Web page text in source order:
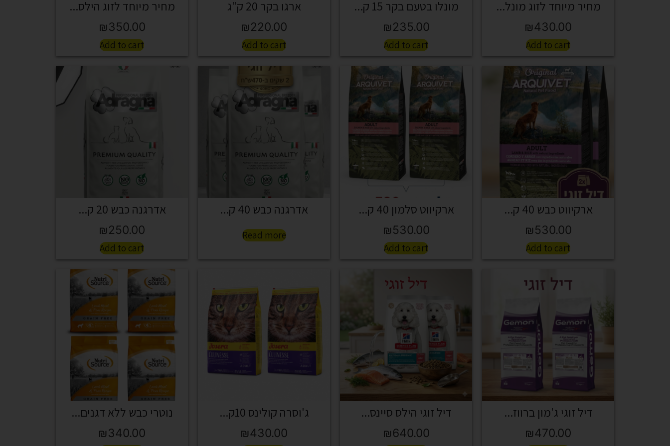
מחיר מיוחד לזוג מונל...
₪430.00
Add to cart
מונלו בטעם בקר 15 ק...
₪235.00
Add to cart
ארגו בקר 20 ק"ג
₪220.00
Add to cart
מחיר מיוחד לזוג הילס...
₪350.00
Add to cart
ארקיווט כבש 40 ק...
₪530.00
Add to cart
ארקיווט סלמון 40 ק...
₪530.00
Add to cart
אדרגנה כבש 40 ק...
Read more
אדרגנה כבש 20 ק...
₪250.00
Add to cart
דיל זוגי ג'מון ברווז...
₪470.00
דיל זוגי הילס סיינס...
₪640.00
ג'וסרה קולינס 10ק...
₪430.00
נוטרי כבש ללא דגנים...
₪340.00